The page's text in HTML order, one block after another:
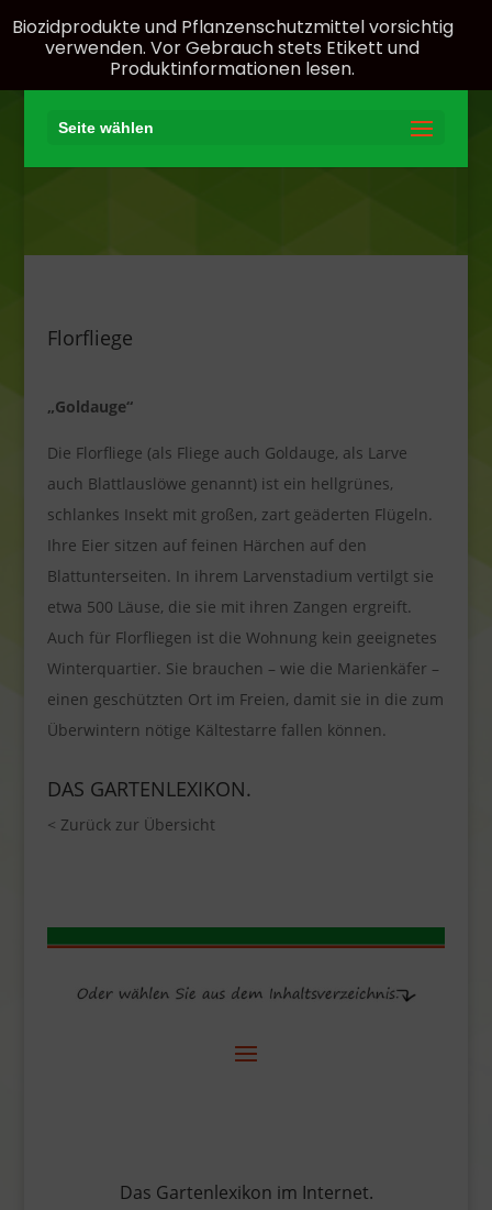
Seite wählen
Florfliege
„Goldauge“
Die Florfliege (als Fliege auch Goldauge, als Larve
auch Blattlauslöwe genannt) ist ein hellgrünes,
schlankes Insekt mit großen, zart geäderten Flügeln.
Ihre Eier sitzen auf feinen Härchen auf den
Blattunterseiten. In ihrem Larvenstadium vertilgt sie
etwa 500 Läuse, die sie mit ihren Zangen ergreift.
Auch für Florfliegen ist die Wohnung kein geeignetes
Winterquartier. Sie brauchen – wie die Marienkäfer –
einen geschützten Ort im Freien, damit sie in die zum
Überwintern nötige Kältestarre fallen können.
DAS GARTENLEXIKON.
< Zurück zur Übersicht
Das Gartenlexikon im Internet.
Biozidprodukte und Pflanzenschutzmittel vorsichtig
verwenden. Vor Gebrauch stets Etikett und
Produktinformationen lesen.